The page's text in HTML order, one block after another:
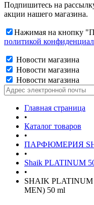
Подпишитесь на
акции нашего магазина.
Нажимая на кнопку
политикой
Новости магазина
Новости магазина
Новости магазина
Главная страница
•
Каталог товаров
•
ПАРФЮМЕРИЯ
•
Shaik PLATINUM
•
SHAIK
MEN) 50 ml